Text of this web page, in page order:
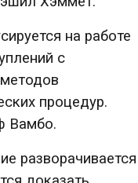
на работе
с
процедур.
Вамбо.
разворачивается